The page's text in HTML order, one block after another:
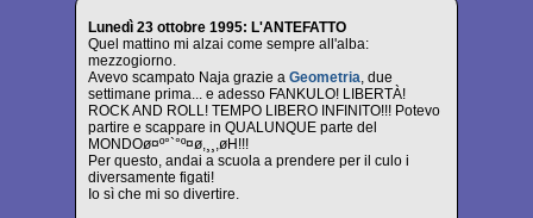
Lunedì 23 ottobre 1995: L'ANTEFATTO
Quel mattino mi alzai come sempre all'alba:
mezzogiorno.
Avevo scampato Naja grazie a Geometria, due
settimane prima... e adesso FANKULO! LIBERTÀ!
ROCK AND ROLL! TEMPO LIBERO INFINITO!!! Potevo
partire e scappare in QUALUNQUE parte del
MONDOø¤º°`°º¤ø,¸¸,øH!!!
Per questo, andai a scuola a prendere per il culo i
diversamente figati!
Io sì che mi so divertire.